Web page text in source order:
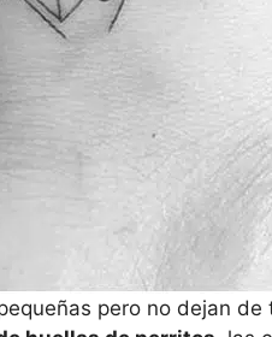
pero no dejan